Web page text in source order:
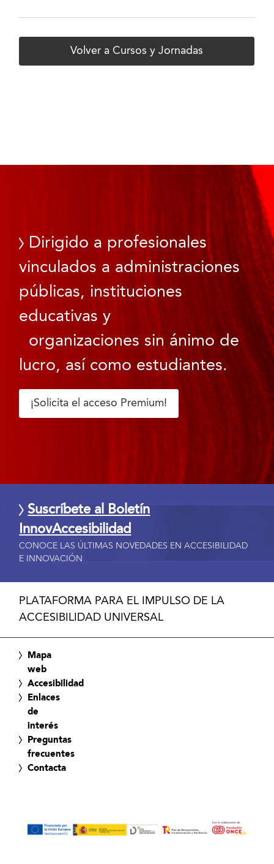
Volver a Cursos y Jornadas
Dirigido a profesionales
vinculados a administraciones
públicas, instituciones
educativas y
organizaciones sin ánimo de
lucro, así como estudiantes.
¡Solicita el acceso Premium!
Suscríbete al Boletín
InnovAccesibilidad
CONOCE LAS ÚLTIMAS NOVEDADES EN ACCESIBILIDAD
E INNOVACIÓN
PLATAFORMA PARA EL IMPULSO DE LA
ACCESIBILIDAD UNIVERSAL
Mapa
web
Accesibilidad
Enlaces
de
interés
Preguntas
frecuentes
Contacta